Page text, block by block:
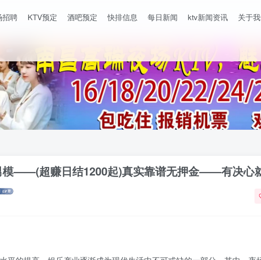
招聘 KTV预定 酒吧预定 快排信息 每日新闻 ktv新闻资讯 关于
模——(超赚日结1200起)真实靠谱无押金——有决心